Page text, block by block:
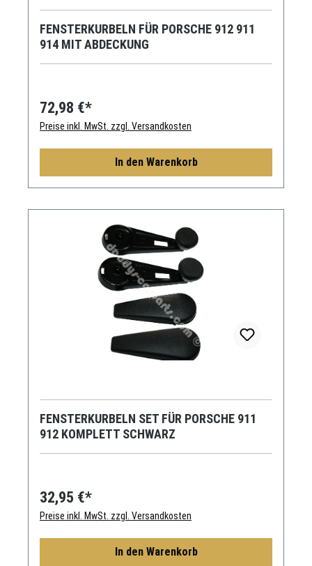
FENSTERKURBELN FÜR PORSCHE 912 911
914 MIT ABDECKUNG
72,98 €*
Preise inkl. MwSt. zzgl. Versandkosten
In den Warenkorb
FENSTERKURBELN SET FÜR PORSCHE 911
912 KOMPLETT SCHWARZ
32,95 €*
Preise inkl. MwSt. zzgl. Versandkosten
In den Warenkorb